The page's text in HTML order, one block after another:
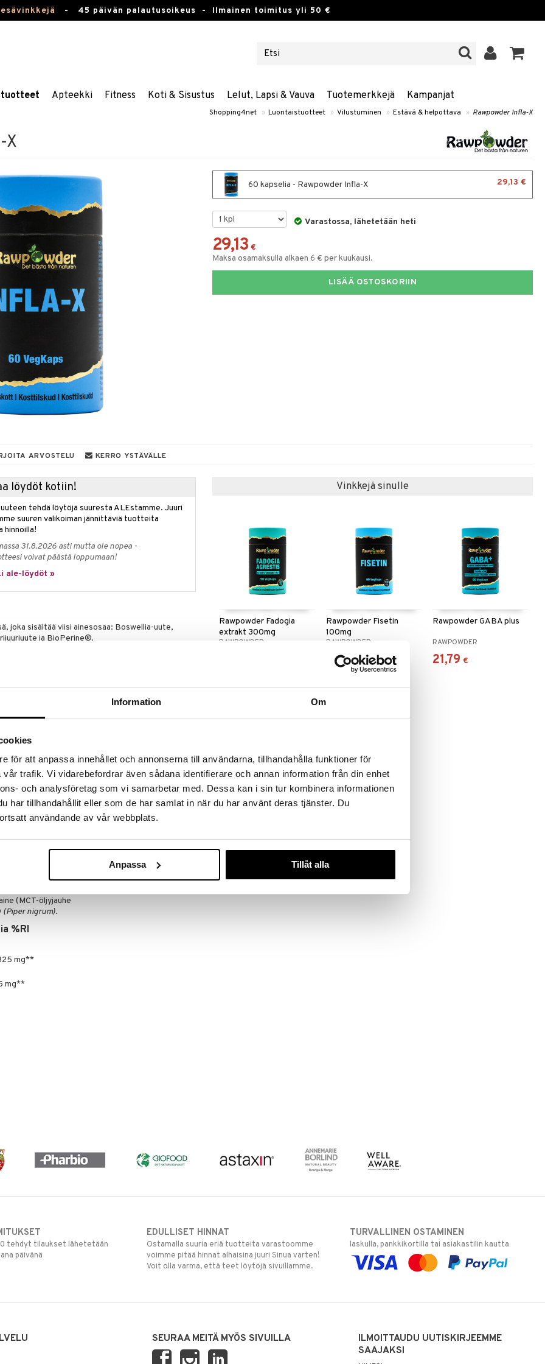
Information Om
för att anpassa innehållet och annonserna till användarna, tillhandahålla funktioner för
trafik. Vi vidarebefordrar även sådana identifierare och annan information från din enhet
och analysföretag som vi samarbetar med. Dessa kan i sin tur kombinera informationen
har tillhandahållit eller som de har samlat in när du har använt deras tjänster. Du
användande av vår webbplats.
Anpassa Tillåt alla
- 45 päivän palautusoikeus - Ilmainen toimitus yli 50 €
Apteekki Fitness Koti & Sisustus Lelut, Lapsi & Vauva Tuotemerkkejä Kampanjat
Shopping4net » Luontaistuotteet » Vilustuminen » Estävä & helpottava » Rawpowder Infla-X
X
60 kapselia - Rawpowder Infla-X 29,13 €
Varastossa, lähetetään heti
29,13 €
Maksa osamaksulla alkaen 6 € per kuukausi.
LISÄÄ OSTOSKORIIN
ARVOSTELU KERRO YSTÄVÄLLE
löydöt kotiin!
tehdä löytöjä suuresta ALEstamme. Juuri
suuren valikoiman jännittäviä tuotteita
hinnoilla!
31.8.2026 asti mutta ole nopea -
voivat päästä loppumaan!
ale-löydöt »
joka sisältää viisi ainesosaa: Boswellia-uute,
ja BioPerine®.
ylittää. Ei sovellu alle 18-vuotiaille lapsille ja
Keskustele lääkärisi kanssa ennen tuotteen
ei tule käyttää monipuolisen ruokavalion
ja lasten ulottumattomissa. Sopii
(Curcuma longa), bromelaiini(Ananas comosus),
(MCT-öljyjauhe
(Piper nigrum).
%RI
mg**
mg**
Vinkkejä sinulle
Rawpowder Fadogia
extrakt 300mg
RAWPOWDER
Rawpowder Fisetin
100mg
RAWPOWDER
33,33 €
Rawpowder GABA plus
RAWPOWDER
21,79 €
tehdyt tilaukset lähetetään
päivänä
EDULLISET HINNAT
Ostamalla suuria eriä tuotteita varastoomme
voimme pitää hinnat alhaisina juuri Sinua varten!
Voit olla varma, että teet löytöjä sivuillamme.
TURVALLINEN OSTAMINEN
laskulla, pankkikortilla tai asiakastilin kautta
SEURAA MEITÄ MYÖS SIVUILLA
ILMOITTAUDU UUTISKIRJEEMME
SAAJAKSI